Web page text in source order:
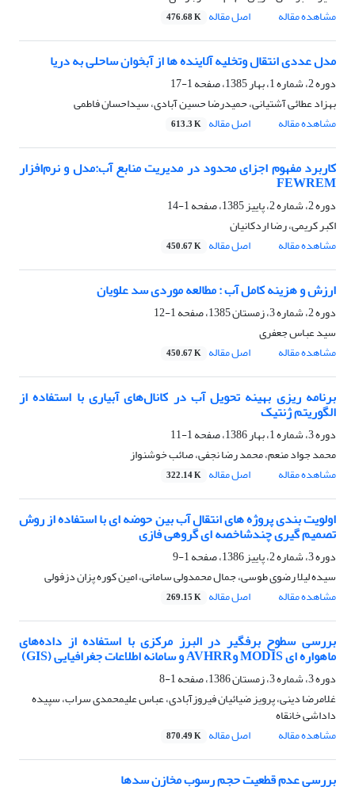
مشاهده مقاله
اصل مقاله 476.68 K
مدل عددی انتقال وتخلیه آلاینده ها از آبخوان ساحلی به دریا
دوره 2، شماره 1، بهار 1385، صفحه
1-17
بهزاد عطائی آشتیانی، حمیدرضا حسین آبادی، سیداحسان فاطمی
مشاهده مقاله
اصل مقاله 613.3 K
کاربرد مفهوم اجزای محدود در مدیریت منابع آب:مدل و نرم‌افزار
FEWREM
دوره 2، شماره 2، پاییز 1385، صفحه
1-14
اکبر کریمی، رضا اردکانیان
مشاهده مقاله
اصل مقاله 450.67 K
ارزش و هزینه کامل آب : مطالعه موردی سد علویان
دوره 2، شماره 3، زمستان 1385، صفحه
1-12
سید عباس جعفری
مشاهده مقاله
اصل مقاله 450.67 K
برنامه ریزی بهینه تحویل آب در کانال‌های آبیاری با استفاده از
الگوریتم ژنتیک
دوره 3، شماره 1، بهار 1386، صفحه
1-11
محمد جواد منعم، محمد رضا نجفی، صائب خوشنواز
مشاهده مقاله
اصل مقاله 322.14 K
اولویت بندی پروژه های انتقال آب بین حوضه ای با استفاده از روش
تصمیم گیری چندشاخصه ای گروهی فازی
دوره 3، شماره 2، پاییز 1386، صفحه
1-9
سیده لیلا رضوی طوسی، جمال محمدولی سامانی، امین کوره پزان دزفولی
مشاهده مقاله
اصل مقاله 269.15 K
بررسی سطوح برفگیر در البرز مرکزی با استفاده از داده‌های
ماهواره ای MODIS وAVHRR و سامانه اطلاعات جغرافیایی (GIS)
دوره 3، شماره 3، زمستان 1386، صفحه
1-8
غلامرضا دینی، پرویز ضیائیان فیروزآبادی، عباس علیمحمدی سراب، سپیده
داداشی خانقاه
مشاهده مقاله
اصل مقاله 870.49 K
بررسی عدم قطعیت حجم رسوب مخازن سدها